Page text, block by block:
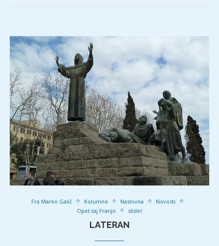
Fra Marko Galić Kolumne Naslovna
Novosti
Opet taj Franjo
slider
LATERAN